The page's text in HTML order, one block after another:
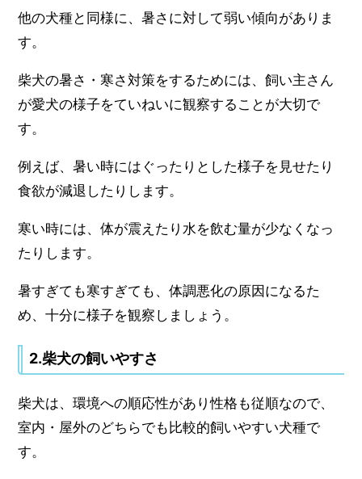
他の犬種と同様に、暑さに対して弱い傾向がありま
す。
柴犬の暑さ・寒さ対策をするためには、飼い主さん
が愛犬の様子をていねいに観察することが大切で
す。
例えば、暑い時にはぐったりとした様子を見せたり
食欲が減退したりします。
寒い時には、体が震えたり水を飲む量が少なくなっ
たりします。
暑すぎても寒すぎても、体調悪化の原因になるた
め、十分に様子を観察しましょう。
2.柴犬の飼いやすさ
柴犬は、環境への順応性があり性格も従順なので、
室内・屋外のどちらでも比較的飼いやすい犬種で
す。